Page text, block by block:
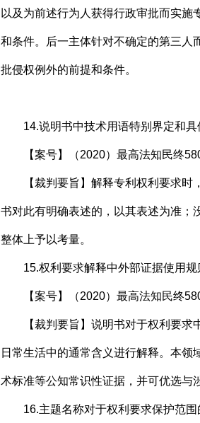
以及为前述行为人获得行政审批而实
和条件。后一主体针对不确定的第三人
批侵权例外的前提和条件。
14.说明书中技术用语特别界定和具
【案号】（2020）最高法知民终
【裁判要旨】解释专利权利要求时，
书对此有明确表述的，以其表述为准；
整体上予以考量。
15.权利要求解释中外部证据使用规
【案号】（2020）最高法知民终
【裁判要旨】说明书对于权利要求中
日常生活中的通常含义进行解释。本
术标准等公知常识性证据，并可优选与
16.主题名称对于权利要求保护范围